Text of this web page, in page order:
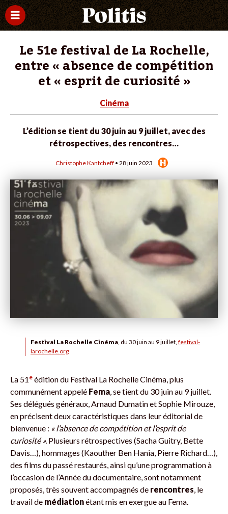
Le 51e festival de La Rochelle,
entre « absence de compétition
et « esprit de curiosité »
Cinéma
L’édition se tient du 30 juin au 9 juillet, avec des
rétrospectives, des rencontres…
Christophe Kantcheff • 28 juin 2023
Festival La Rochelle Cinéma, du 30 juin au 9 juillet, festival-
larochelle.org
La 51 e édition du Festival La Rochelle Cinéma, plus
communément appelé Fema, se tient du 30 juin au 9 juillet.
Ses délégués généraux, Arnaud Dumatin et Sophie Mirouze,
en précisent deux caractéristiques dans leur éditorial de
bienvenue : « l’absence de compétition et l’esprit de
curiosité ». Plusieurs rétrospectives (Sacha Guitry, Bette
Davis…), hommages (Kaouther Ben Hania, Pierre Richard…),
des films du passé restaurés, ainsi qu’une programmation à
l’occasion de l’Année du documentaire, sont notamment
proposés, très souvent accompagnés de rencontres, le
travail de médiationétant mis en exergue au Fema.